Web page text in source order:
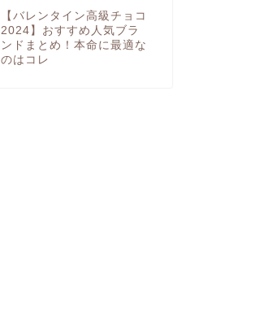
【バレンタイン高級チョコ
2024】おすすめ人気ブラ
ンドまとめ！本命に最適な
のはコレ